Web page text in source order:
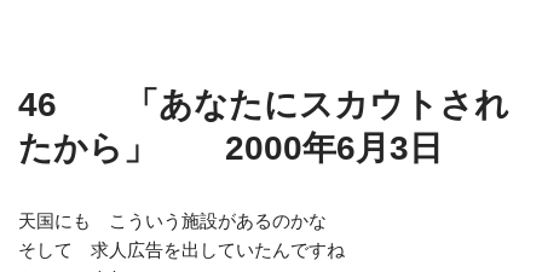
46 「あなたにスカウトされ
たから」 2000年6月3日
天国にも こういう施設があるのかな
そして 求人広告を出していたんですね